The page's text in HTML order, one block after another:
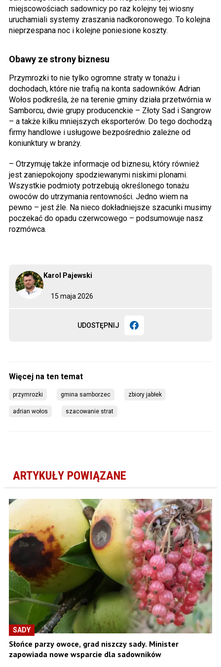
15 maja 2026
Karol Pajewski
UDOSTĘPNIJ
miejscowościach sadownicy po raz kolejny tej wiosny
uruchamiali systemy zraszania nadkoronowego. To kolejna
nieprzespana noc i kolejne poniesione koszty.
Obawy ze strony biznesu
Przymrozki to nie tylko ogromne straty w tonażu i
dochodach, które nie trafią na konta sadowników. Adrian
Wołos podkreśla, że na terenie gminy działa przetwórnia w
Samborcu, dwie grupy producenckie – Złoty Sad i Sangrow
– a także kilku mniejszych eksporterów. Do tego dochodzą
firmy handlowe i usługowe bezpośrednio zależne od
koniunktury w branży.
– Otrzymuję także informacje od biznesu, który również
jest zaniepokojony spodziewanymi niskimi plonami.
Wszystkie podmioty potrzebują określonego tonażu
owoców do utrzymania rentowności. Jedno wiem na
pewno – jest źle. Na nieco dokładniejsze szacunki musimy
poczekać do opadu czerwcowego – podsumowuje nasz
rozmówca.
przymrozki gmina samborzec zbiory jabłek
adrian wołos szacowanie strat
ARTYKUŁY POWIĄZANE
SADY
Słońce parzy owoce, grad niszczy sady. Minister
zapowiada nowe wsparcie dla sadowników